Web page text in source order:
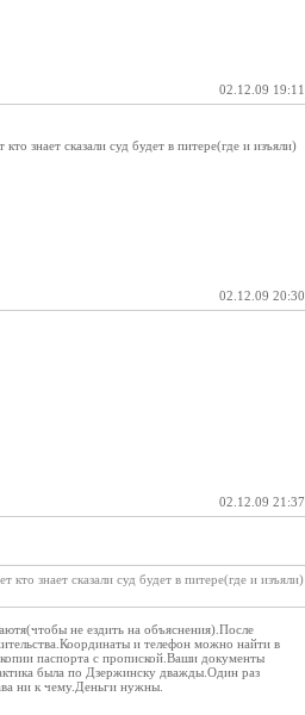
02.12.09 19:11
знает сказали суд будет в питере(где и изъяли)
02.12.09 20:30
02.12.09 21:37
знает сказали суд будет в питере(где и изъяли)
не ездить на объяснения).После
и телефон можно найти в
паспорта с пропиской.Ваши документы
была по Дзержинску дважды.Один раз
ни к чему.Деньги нужны.